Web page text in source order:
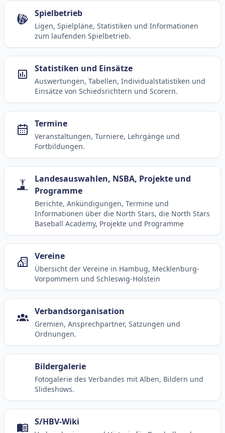
Spielbetrieb
Ligen, Spielpläne, Statistiken und Informationen
zum laufenden Spielbetrieb.
Statistiken und Einsätze
Auswertungen, Tabellen, Individualstatistiken und
Einsätze von Schiedsrichtern und Scorern.
Termine
Veranstaltungen, Turniere, Lehrgänge und
Fortbildungen.
Landesauswahlen, NSBA, Projekte und
Programme
Berichte, Ankündigungen, Termine und
Informationen über die North Stars, die North Stars
Baseball Academy, Projekte und Programme
Vereine
Übersicht der Vereine in Hambug, Mecklenburg-
Vorpommern und Schleswig-Holstein
Verbandsorganisation
Gremien, Ansprechpartner, Satzungen und
Ordnungen.
Bildergalerie
Fotogalerie des Verbandes mit Alben, Bildern und
Slideshows.
S/HBV-Wiki